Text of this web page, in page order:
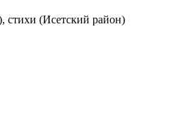
стихи (Исетский район)